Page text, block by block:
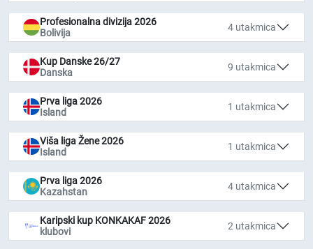
Profesionalna divizija 2026
Bolivija
4 utakmica
Kup Danske 26/27
Danska
9 utakmica
Prva liga 2026
Island
1 utakmica
Viša liga Žene 2026
Island
1 utakmica
Prva liga 2026
Kazahstan
4 utakmica
Karipski kup KONKAKAF 2026
klubovi
2 utakmica